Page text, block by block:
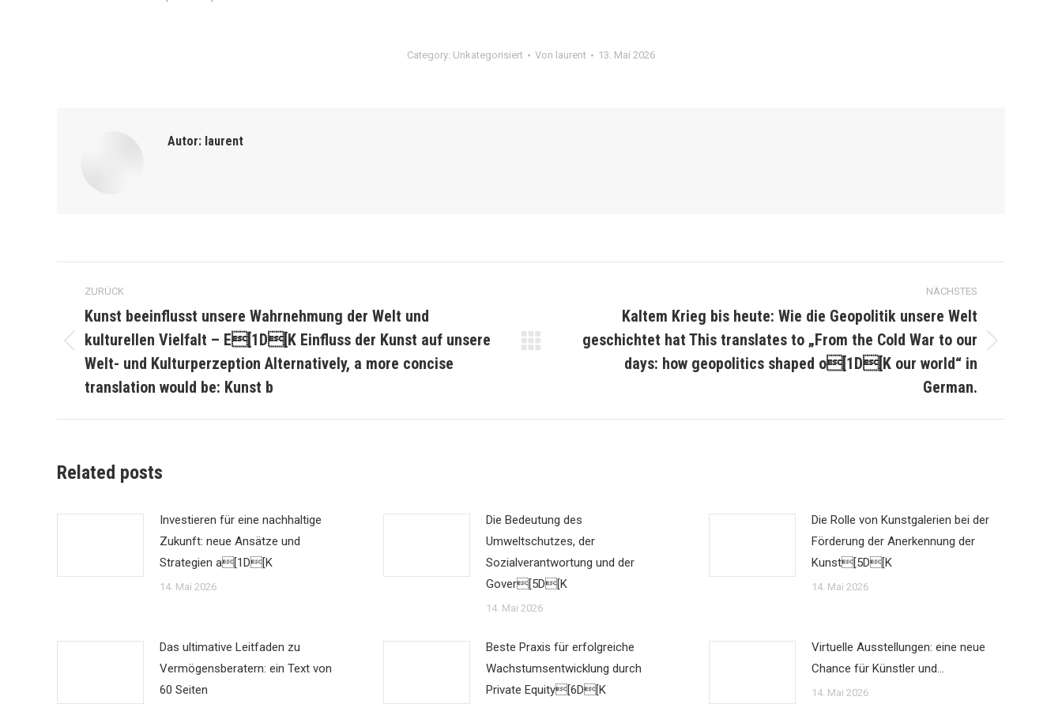
Category: Unkategorisiert Von laurent 13. Mai 2026
Autor: laurent
Kommentarnavigation
ZURÜCK
Beitrag:
Kunst beeinflusst unsere Wahrnehmung der Welt und
kulturellen Vielfalt – E[1D[K Einfluss der Kunst auf unsere
Welt- und Kulturperzeption Alternatively, a more concise
translation would be: Kunst b
NÄCHSTES
Nächster
Kaltem Krieg bis heute: Wie die Geopolitik unsere Welt
geschichtet hat This translates to „From the Cold War to our
days: how geopolitics shaped o[1D[K our world“ in
German.
Related posts
Investieren für eine nachhaltige
Zukunft: neue Ansätze und
Strategien a[1D[K
14. Mai 2026
Die Bedeutung des
Umweltschutzes, der
Sozialverantwortung und der
Gover[5D[K
14. Mai 2026
Die Rolle von Kunstgalerien bei der
Förderung der Anerkennung der
Kunst[5D[K
14. Mai 2026
Das ultimative Leitfaden zu
Vermögensberatern: ein Text von
60 Seiten
Beste Praxis für erfolgreiche
Wachstumsentwicklung durch
Private Equity[6D[K
Virtuelle Ausstellungen: eine neue
Chance für Künstler und…
14. Mai 2026